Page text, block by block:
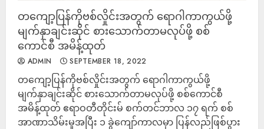
တကျော့ပြန်ကိုဗစ်လှိုင်းအတွက် ရောဂါကာကွယ်ဖို့
မျက်နှာချင်းဆိုင် စားသောက်တာမလုပ်ဖို့ စစ်
ကောင်စီ အမိန့်ထုတ်
ADMIN SEPTEMBER 18, 2022
တကျော့ပြန်ကိုဗစ်လှိုင်းအတွက် ရောဂါကာကွယ်ဖို့
မျက်နှာချင်းဆိုင် စားသောက်တာမလုပ်ဖို့ စစ်ကောင်စီ
အမိန့်ထုတ် ဧရာဝတီတိုင်းမ် စက်တင်ဘာလ ၁၇ ရက် စစ်
အာဏာသိမ်းမှုအပြီး ၁ ခွဲကျော်ကာလမှာ ပြန်လည်ဖြစ်ပွား